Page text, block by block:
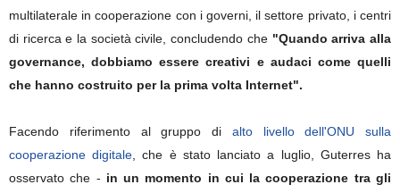
multilaterale in cooperazione con i governi, il settore privato, i centri
di ricerca e la società civile, concludendo che "Quando arriva alla
governance, dobbiamo essere creativi e audaci come quelli
che hanno costruito per la prima volta Internet".
Facendo riferimento al gruppo di alto livello dell'ONU sulla
cooperazione digitale , che è stato lanciato a luglio, Guterres ha
osservato che - in un momento in cui la cooperazione tra gli